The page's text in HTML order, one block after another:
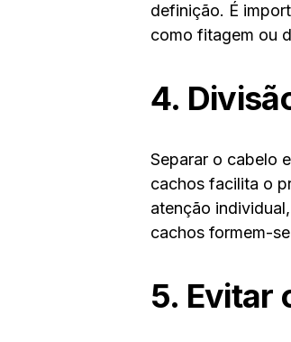
definição. É
como fitagem ou
4.
Separar o cabelo
cachos facilita o
atenção
cachos formem-
5. Evitar